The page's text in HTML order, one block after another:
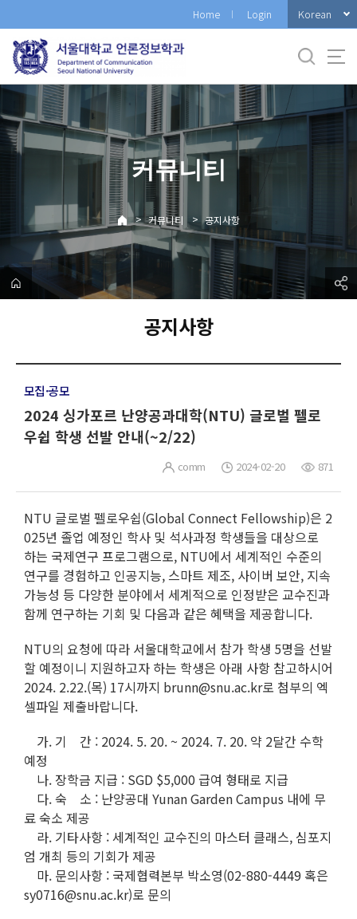
로
메
Home Login Korean
커뮤니티
> 커뮤니티 > 공지사항
공지사항
모집·공모
2024 싱가포르 난양공과대학(NTU) 글로벌 펠로
우쉽 학생 선발 안내(~2/22)
comm 2024-02-20 871
NTU 글로벌 펠로우쉽(Global Connect Fellowship)은 2
025년 졸업 예정인 학사 및 석사과정 학생들을 대상으로
하는 국제연구 프로그램으로, NTU에서 세계적인 수준의
연구를 경험하고 인공지능, 스마트 제조, 사이버 보안, 지속
가능성 등 다양한 분야에서 세계적으로 인정받은 교수진과
함께 연구하는 기회 및 다음과 같은 혜택을 제공합니다.
NTU의 요청에 따라 서울대학교에서 참가 학생 5명을 선발
할 예정이니 지원하고자 하는 학생은 아래 사항 참고하시어
2024. 2.22.(목) 17시까지 brunn@snu.ac.kr로 첨부의 엑
셀파일 제출바랍니다.
가. 기 간 : 2024. 5. 20. ~ 2024. 7. 20. 약 2달간 수학
예정
나. 장학금 지급 : SGD $5,000 급여 형태로 지급
다. 숙 소 : 난양공대 Yunan Garden Campus 내에 무
료 숙소 제공
라. 기타사항 : 세계적인 교수진의 마스터 클래스, 심포지
엄 개최 등의 기회가 제공
마. 문의사항 : 국제협력본부 박소영(02-880-4449 혹은
sy0716@snu.ac.kr)로 문의